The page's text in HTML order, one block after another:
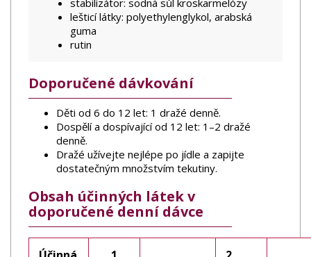
stabilizátor: sodná sůl kroskarmelózy
lešticí látky: polyethylenglykol, arabská
guma
rutin
Doporučené dávkování
Děti od 6 do 12 let: 1 dražé denně.
Dospělí a dospívající od 12 let: 1–2 dražé
denně.
Dražé užívejte nejlépe po jídle a zapijte
dostatečným množstvím tekutiny.
Obsah účinných látek v
doporučené denní dávce